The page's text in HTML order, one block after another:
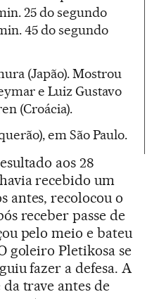
25 do segundo
45 do segundo
(Japão). Mostrou
e Luiz Gustavo
(Croácia).
em São Paulo.
aos 28
recebido um
antes, recolocou o
receber passe de
pelo meio e bateu
goleiro Pletikosa se
fazer a defesa. A
trave antes de